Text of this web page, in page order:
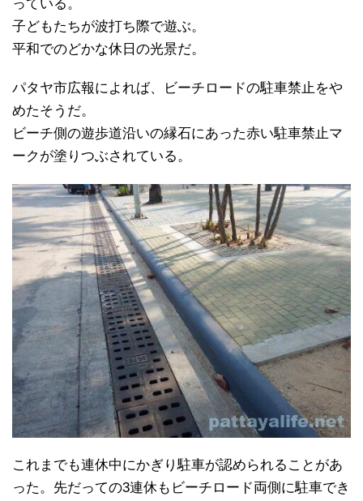
っている。
子どもたちが波打ち際で遊ぶ。
平和でのどかな休日の光景だ。
パタヤ市広報によれば、ビーチロードの駐車禁止をや
めたそうだ。
ビーチ側の遊歩道沿いの縁石にあった赤い駐車禁止マ
ークが塗りつぶされている。
これまでも連休中にかぎり駐車が認められることがあ
った。先だっての3連休もビーチロード両側に駐車でき